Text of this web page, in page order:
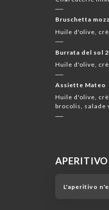
Bruschetta
Huile d'olive,
Burrata del sol
Huile d'olive,
Assiette Mateo
Huile d'olive,
brocolis, salade
APERITIVO
L'aperitivo